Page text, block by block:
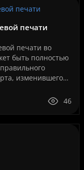
печати
печати во
быть полностью
изменившегося
46